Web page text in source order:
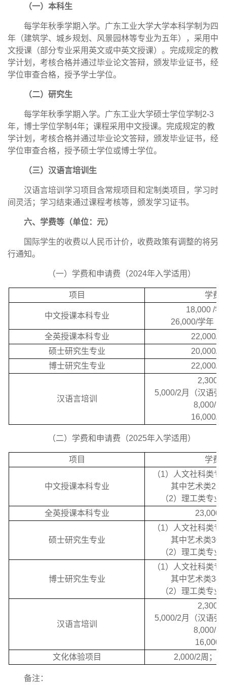
（一）本科生
每学年秋季学期入学。广东工业大学大学本科学制为四
年（建筑学、城乡规划、风景园林等专业为五年），采用中
文授课（部分专业采用英文或中英文授课）。完成规定的教
学计划，考核合格并通过毕业论文答辩，颁发毕业证书，经
学位审查合格，授予学士学位。
（二）研究生
每学年秋季学期入学。广东工业大学硕士学位学制2-3
年，博士学位学制4年；课程采用中文授课。完成规定的教
学计划，考核合格并通过毕业论文答辩，颁发毕业证书，经
学位审查合格，授予硕士学位或博士学位。
（三）汉语言培训生
汉语言培训学习项目含常规项目和定制类项目，学习时
间灵活；学习结束通过课程考核等，颁发学习证书。
六、学费等（单位：元）
国际学生的收费以人民币计价，收费政策有调整的将另
行通知。
（一）学费和申请费（2024年入学适用）
项目 学费
中文授课本科专业
18,000 /学
26,000/学年（
全英授课本科专业
22,000/
硕士研究生专业
20,000/
博士研究生专业
22,000/
汉语言培训
2,300/
5,000/2月（汉语强
8,000/学
16,000/
（二）学费和申请费（2025年入学适用）
项目 学费
中文授课本科专业
（1）人文社科类专
其中艺术类
（2）理工类专业
全英授课本科专业
23,000/
硕士研究生专业
（1）人文社科类专
其中艺术类
（2）理工类专业
博士研究生专业
（1）人文社科类专
其中艺术类
（2）理工类专业
汉语言培训
2,300/
5,000/2月（汉语强
8,000/学
16,000/
文化体验项目
2,000/2周；
备注：